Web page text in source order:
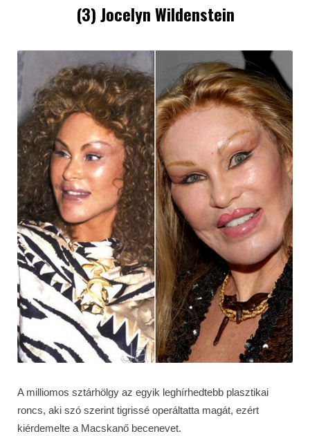
(3) Jocelyn Wildenstein
A milliomos sztárhölgy az egyik leghírhedtebb plasztikai
roncs, aki szó szerint tigrissé operáltatta magát, ezért
kiérdemelte a Macskanő becenevet.